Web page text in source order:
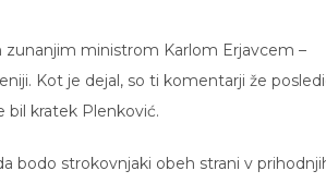
ministrom Karlom Erjavcem –
Kot je dejal, so ti komentarji že
bil kratek Plenković.
bodo strokovnjaki obeh strani v